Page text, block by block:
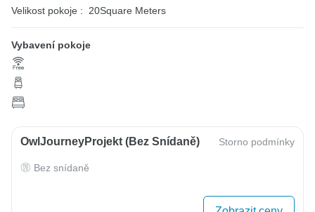
Velikost pokoje :
20Square Meters
Vybavení pokoje
OwlJourneyProjekt (bez Snídaně) Storno podmínky
Bez snídaně